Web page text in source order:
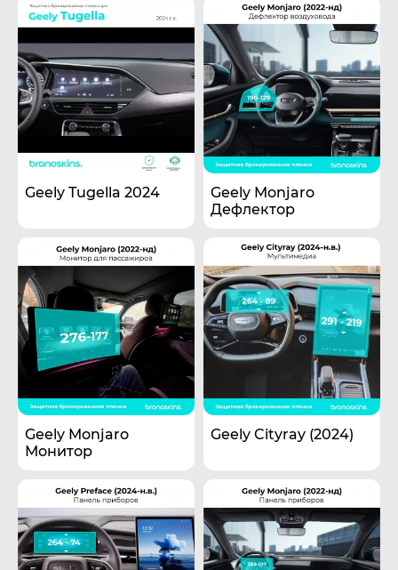
Geely Tugella 2024
Geely Monjaro
Дефлектор
Geely Monjaro
Монитор
Geely Cityray (2024)